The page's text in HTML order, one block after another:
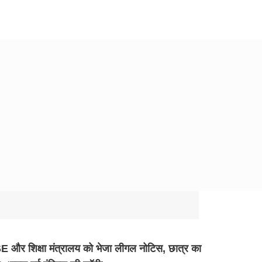
और शिक्षा मंत्रालय को भेजा लीगल नोटिस, छात्र का